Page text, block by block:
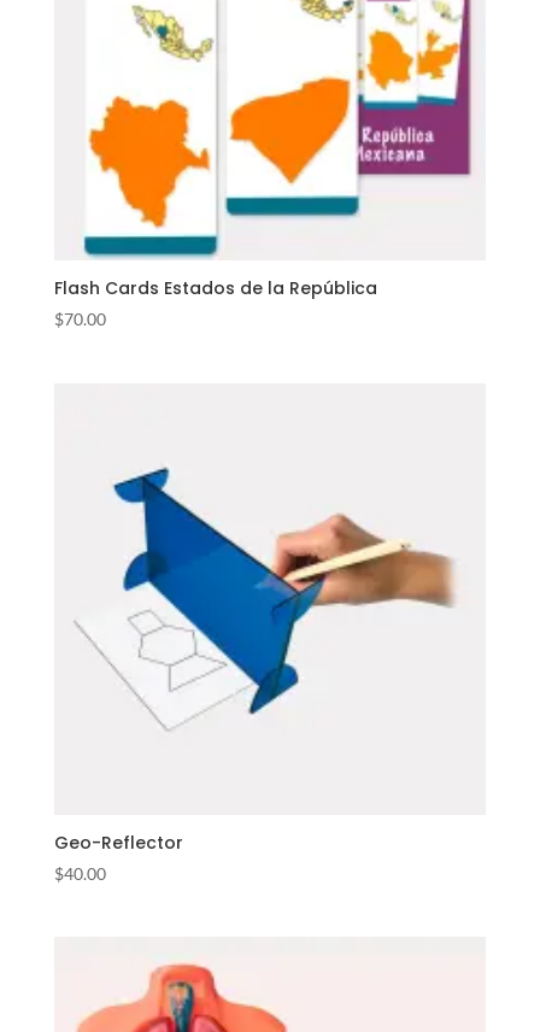
Flash Cards Estados de la República
$70.00
Geo-Reflector
$40.00